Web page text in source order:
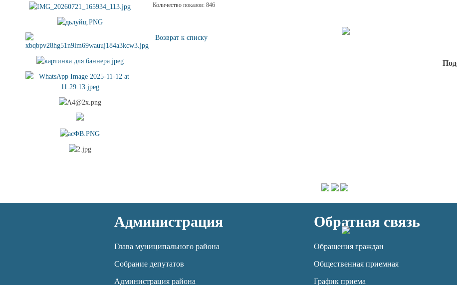
Количество показов: 846
Возврат к списку
Администрация
Глава муниципального района
Собрание депутатов
Администрация района
Обратная связь
Обращения граждан
Общественная приемная
График приема